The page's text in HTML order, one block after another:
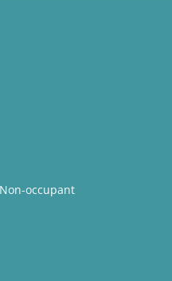
occupant